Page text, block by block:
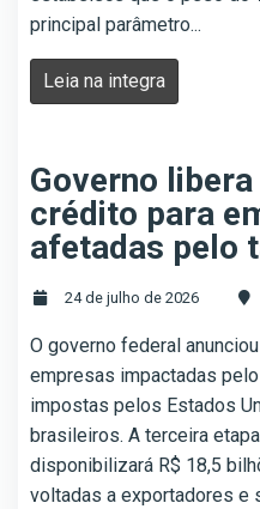
principal parâmetro...
Leia na integra
Governo
crédito para
afetadas pelo
24 de julho de 2026
O governo federal
empresas impactadas
impostas pelos Estados
brasileiros. A terceira
disponibilizará R$ 18,5
voltadas a exportadores e